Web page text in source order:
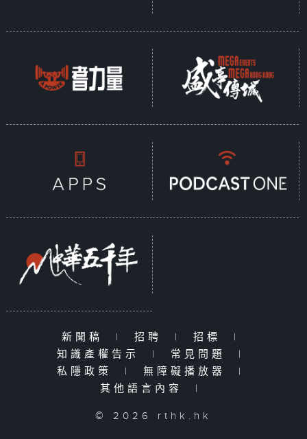
新聞稿 | 招聘 | 招標
|
知識產權告示
| 常見問題
|
私隱政策
| 無障礙播放器
|
其他語言內容
|
© 2026 rthk.hk